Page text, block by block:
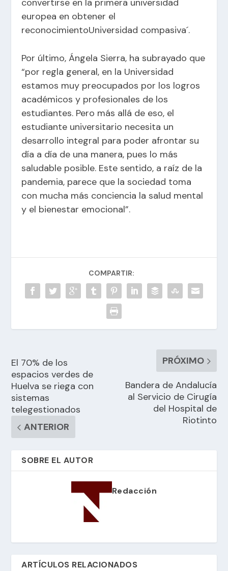
europea en obtener el
reconocimientoUniversidad compasiva´.
Por último, Ángela Sierra, ha subrayado que
“por regla general, en la Universidad
estamos muy preocupados por los logros
académicos y profesionales de los
estudiantes. Pero más allá de eso, el
estudiante universitario necesita un
desarrollo integral para poder afrontar su
día a día de una manera, pues lo más
saludable posible. Este sentido, a raíz de la
pandemia, parece que la sociedad toma
con mucha más conciencia la salud mental
y el bienestar emocional”.
COMPARTIR:
El 70% de los
espacios verdes de
Huelva se riega con
sistemas
telegestionados
ANTERIOR
PRÓXIMO
Bandera de Andalucía
al Servicio de Cirugía
del Hospital de
Riotinto
SOBRE EL AUTOR
Redacción
ARTÍCULOS RELACIONADOS